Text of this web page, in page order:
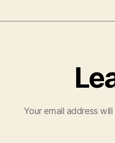
Your email address